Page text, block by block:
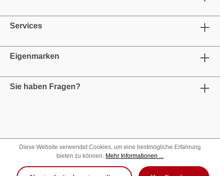
Services
Eigenmarken
Sie haben Fragen?
Diese Website verwendet Cookies, um eine bestmögliche Erfahrung
bieten zu können. Mehr Informationen ...